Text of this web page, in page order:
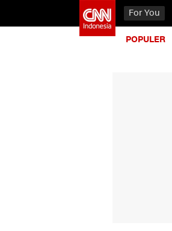
For You
POPULER